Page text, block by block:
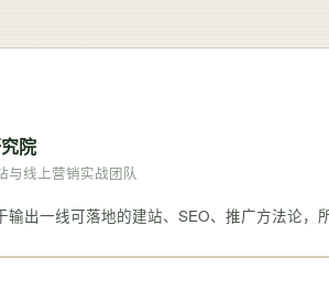
院
与线上营销实战团队
输出一线可落地的建站、SEO、推广方法论，